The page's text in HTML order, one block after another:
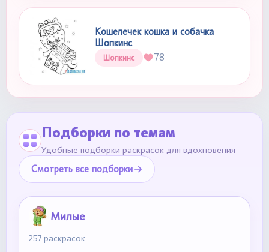
Кошелечек кошка и собачка
Шопкинс
Шопкинс 78
Подборки по темам
Удобные подборки раскрасок для вдохновения
Смотреть все подборки
Милые
257 раскрасок